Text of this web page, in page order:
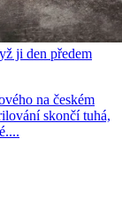
ji den předem
na českém
skončí tuhá,